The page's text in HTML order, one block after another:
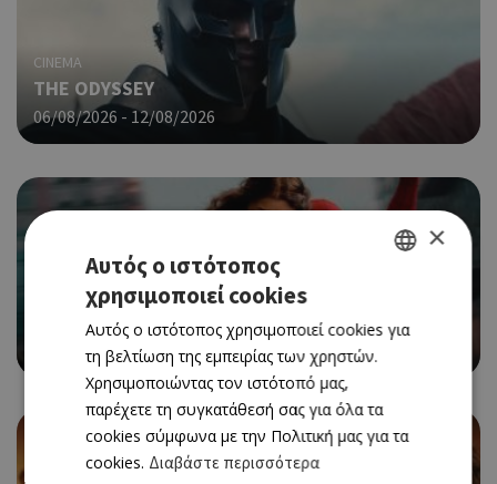
CINEMA
THE ODYSSEY
06/08/2026 - 12/08/2026
SPIDER-MAN: BRAND NEW DAY
06/08/2026 - 12/08/2026
ENGLISH
×
Αυτός ο ιστότοπος
χρησιμοποιεί cookies
Αυτός ο ιστότοπος χρησιμοποιεί cookies για
τη βελτίωση της εμπειρίας των χρηστών.
Χρησιμοποιώντας τον ιστότοπό μας,
παρέχετε τη συγκατάθεσή σας για όλα τα
cookies σύμφωνα με την Πολιτική μας για τα
cookies. Διαβάστε περισσότερα